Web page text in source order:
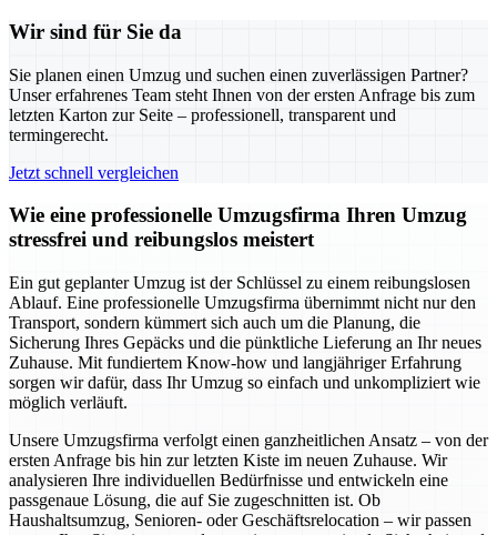
Wir sind für Sie da
Sie planen einen Umzug und suchen einen zuverlässigen Partner?
Unser erfahrenes Team steht Ihnen von der ersten Anfrage bis zum
letzten Karton zur Seite – professionell, transparent und
termingerecht.
Jetzt schnell vergleichen
Wie eine professionelle Umzugsfirma Ihren Umzug
stressfrei und reibungslos meistert
Ein gut geplanter Umzug ist der Schlüssel zu einem reibungslosen
Ablauf. Eine professionelle Umzugsfirma übernimmt nicht nur den
Transport, sondern kümmert sich auch um die Planung, die
Sicherung Ihres Gepäcks und die pünktliche Lieferung an Ihr neues
Zuhause. Mit fundiertem Know-how und langjähriger Erfahrung
sorgen wir dafür, dass Ihr Umzug so einfach und unkompliziert wie
möglich verläuft.
Unsere Umzugsfirma verfolgt einen ganzheitlichen Ansatz – von der
ersten Anfrage bis hin zur letzten Kiste im neuen Zuhause. Wir
analysieren Ihre individuellen Bedürfnisse und entwickeln eine
passgenaue Lösung, die auf Sie zugeschnitten ist. Ob
Haushaltsumzug, Senioren- oder Geschäftsrelocation – wir passen